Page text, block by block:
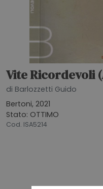
OUTLET
NEWSLETTER
Vite Ricordevoli
di Barlozzetti Guido
Bertoni, 2021
Stato: OTTIMO
Cod. ISA5214